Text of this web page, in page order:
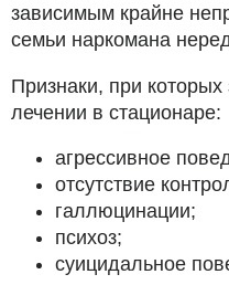
зависимым крайне
семьи наркомана
Признаки, при
лечении в стационаре:
агрессивное
отсутствие
галлюцинации;
психоз;
суицидальное